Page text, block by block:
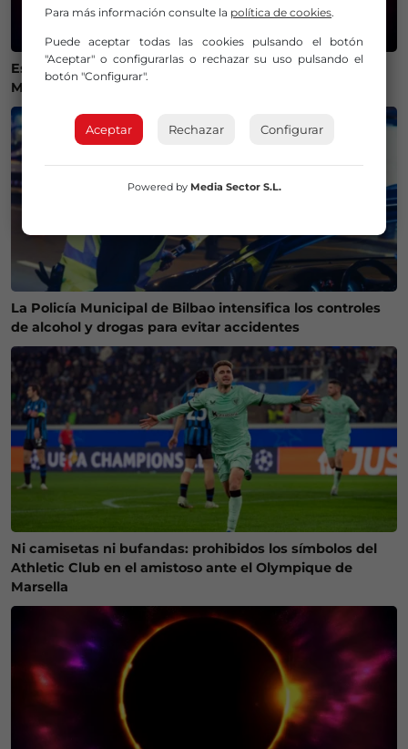
Estos son los mejores lugares de Bizkaia y Las
Merindades para ver el eclipse del 12 de agosto
La Policía Municipal de Bilbao intensifica los controles
de alcohol y drogas para evitar accidentes
Ni camisetas ni bufandas: prohibidos los símbolos del
Athletic Club en el amistoso ante el Olympique de
Marsella
Para más información consulte la política de cookies.
Puede aceptar todas las cookies pulsando el botón
"Aceptar" o configurarlas o rechazar su uso pulsando el
botón "Configurar".
Aceptar Rechazar Configurar
Powered by Media Sector S.L.